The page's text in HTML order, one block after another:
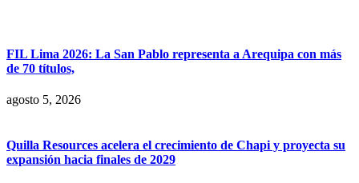
FIL Lima 2026: La San Pablo representa a Arequipa con más
de 70 títulos,
agosto 5, 2026
Quilla Resources acelera el crecimiento de Chapi y proyecta su
expansión hacia finales de 2029